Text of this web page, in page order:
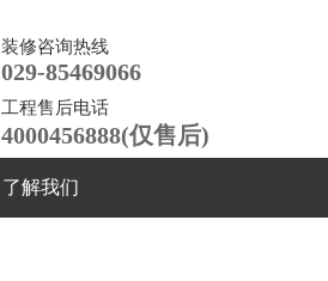
装修咨询热线
029-85469066
工程售后电话
4000456888(仅售后)
了解我们